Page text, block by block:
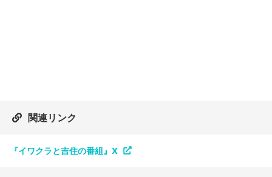
関連リンク
『イワクラと吉住の番組』X